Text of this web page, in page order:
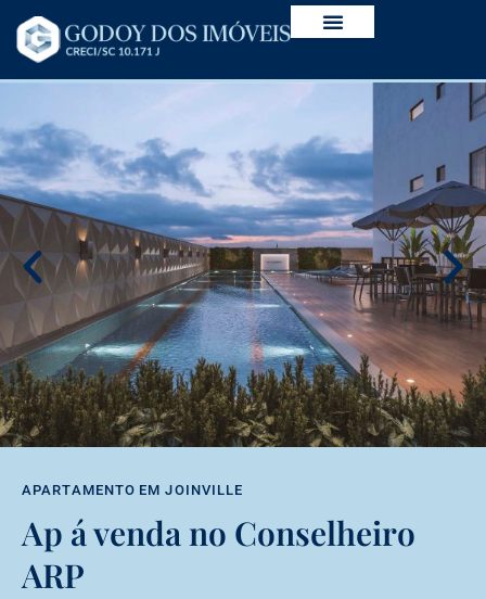
APARTAMENTO EMJOINVILLE
Ap á venda no Conselheiro
ARP